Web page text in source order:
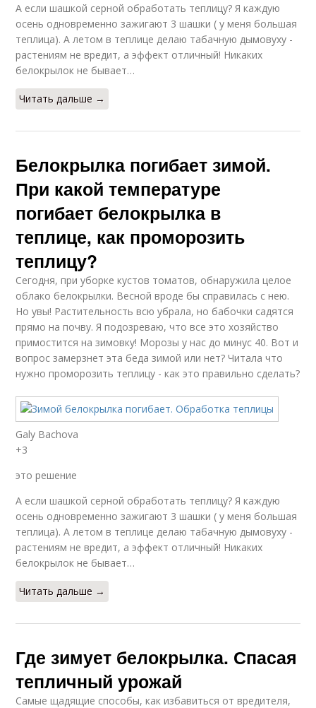
А если шашкой серной обработать теплицу? Я каждую
осень одновременно зажигают 3 шашки ( у меня большая
теплица). А летом в теплице делаю табачную дымовуху -
растениям не вредит, а эффект отличный! Никаких
белокрылок не бывает…
Читать дальше →
Белокрылка погибает зимой.
При какой температуре
погибает белокрылка в
теплице, как проморозить
теплицу?
Сегодня, при уборке кустов томатов, обнаружила целое
облако белокрылки. Весной вроде бы справилась с нею.
Но увы! Растительность всю убрала, но бабочки садятся
прямо на почву. Я подозреваю, что все это хозяйство
примостится на зимовку! Морозы у нас до минус 40. Вот и
вопрос замерзнет эта беда зимой или нет? Читала что
нужно проморозить теплицу - как это правильно сделать?
Galy Bachova
+3
это решение
А если шашкой серной обработать теплицу? Я каждую
осень одновременно зажигают 3 шашки ( у меня большая
теплица). А летом в теплице делаю табачную дымовуху -
растениям не вредит, а эффект отличный! Никаких
белокрылок не бывает…
Читать дальше →
Где зимует белокрылка. Спасая
тепличный урожай
Самые щадящие способы, как избавиться от вредителя,